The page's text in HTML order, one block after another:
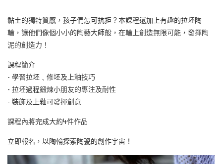
黏土的獨特質感，孩子們怎可抗拒？本課程還加上有趣的拉坯陶
輪，讓他們像個小小的陶藝大師般，在輪上創造無限可能，發揮陶
泥的創造力！
課程簡介
- 學習拉坯﹑修坯及上釉技巧
- 拉坯過程鍛煉小朋友的專注及耐性
- 裝飾及上釉可發揮創意
課程內將完成大約4件作品
立即報名，以陶輪探索陶瓷的創作宇宙！